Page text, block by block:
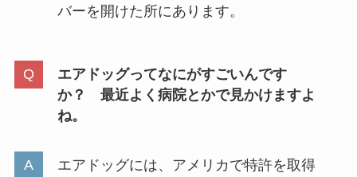
ウルリスは販売終了？なぜ？販売
バーを開けた所にあります。
エアドッグってなにがすごいんです
か？ 最近よく病院とかで見かけますよ
ね。
エアドッグには、アメリカで特許を取得